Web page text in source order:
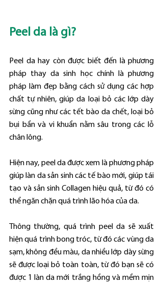
Peel da là gì?
Peel da hay còn được biết đến là phương
pháp thay da sinh học chính là phương
pháp làm đẹp bằng cách sử dụng các hợp
chất tự nhiên, giúp da loại bỏ các lớp dày
sừng cũng như các tết bào da chết, loại bỏ
bụi bẩn và vi khuẩn nằm sâu trong các lỗ
chân lông.
Hiện nay, peel da được xem là phương pháp
giúp làn da sản sinh các tế bào mới, giúp tái
tạo và sản sinh Collagen hiệu quả, từ đó có
thể ngăn chặn quá trình lão hóa của da.
Thông thường, quá trình peel da sẽ xuất
hiện quá trình bong tróc, từ đó các vùng da
sạm, không đều màu, da nhiều lớp dày sừng
sẽ được loại bỏ toàn toàn, từ đó bạn sẽ có
được 1 làn da mới trắng hồng và mềm mịn